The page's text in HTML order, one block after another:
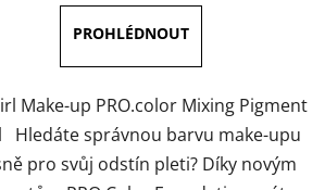
3,5
z
5
hvězdiček.
Make-up PRO.color Mixing Pigment
Hledáte správnou barvu make-upu
pro svůj odstín pleti? Díky novým